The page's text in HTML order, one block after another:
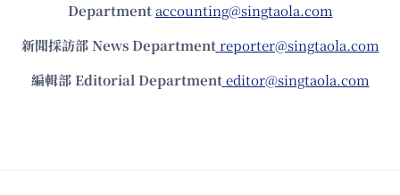
Department accounting@singtaola.com
新聞採訪部 News Department reporter@singtaola.com
編輯部 Editorial Department editor@singtaola.com